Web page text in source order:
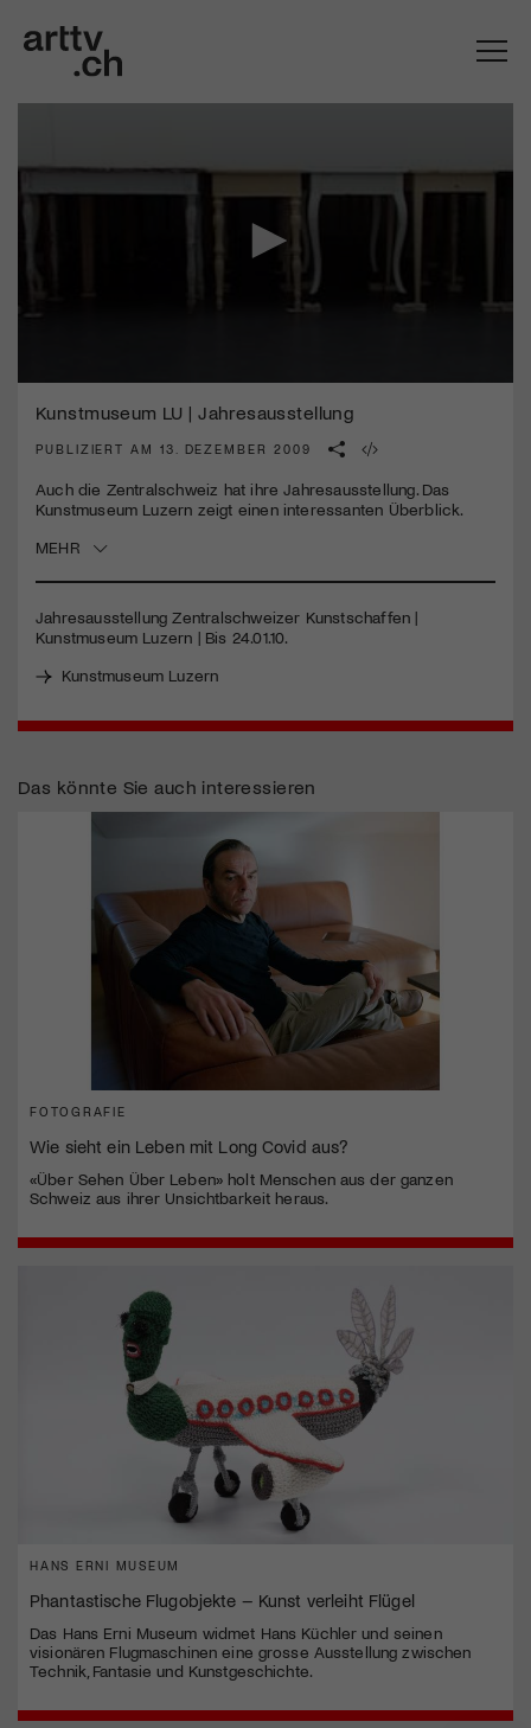
seconds
39
seconds
Kunstmuseum LU | Jahresausstellung
PUBLIZIERT AM 13. DEZEMBER 2009
Auch die Zentralschweiz hat ihre Jahresausstellung. Das
Kunstmuseum Luzern zeigt einen interessanten Überblick.
MEHR
Jahresausstellung Zentralschweizer Kunstschaffen |
Kunstmuseum Luzern | Bis 24.01.10.
Kunstmuseum Luzern
Das könnte Sie auch interessieren
FOTOGRAFIE
Wie sieht ein Leben mit Long Covid aus?
«Über Sehen Über Leben» holt Menschen aus der ganzen
Schweiz aus ihrer Unsichtbarkeit heraus.
HANS ERNI MUSEUM
Phantastische Flugobjekte – Kunst verleiht Flügel
Das Hans Erni Museum widmet Hans Küchler und seinen
visionären Flugmaschinen eine grosse Ausstellung zwischen
Technik, Fantasie und Kunstgeschichte.
Mach mit: «Be Part of the Art»!
Engagiere dich als Kulturliebhaber:in, Kulturschaffende(r) oder
Mit deiner Mitgliedschaft erhältst du kostenlosen Zugang zu
Jetzt Mitglied werden